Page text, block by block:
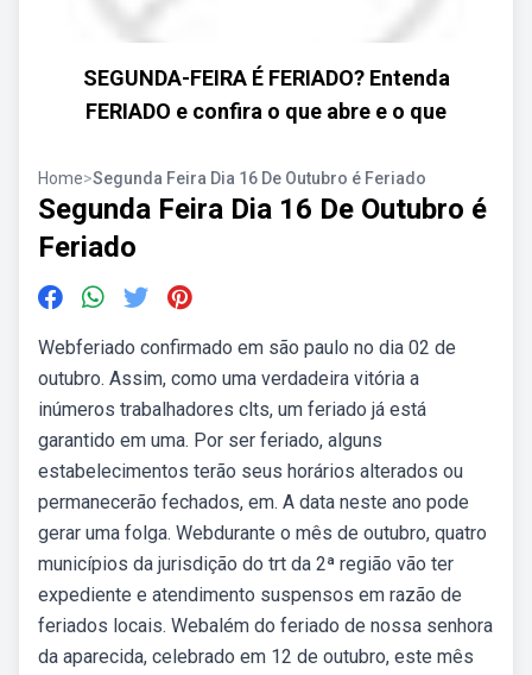
SEGUNDA-FEIRA É FERIADO? Entenda
FERIADO e confira o que abre e o que
Home>Segunda Feira Dia 16 De Outubro é Feriado
Segunda Feira Dia 16 De Outubro é
Feriado
Webferiado confirmado em são paulo no dia 02 de
outubro. Assim, como uma verdadeira vitória a
inúmeros trabalhadores clts, um feriado já está
garantido em uma. Por ser feriado, alguns
estabelecimentos terão seus horários alterados ou
permanecerão fechados, em. A data neste ano pode
gerar uma folga. Webdurante o mês de outubro, quatro
municípios da jurisdição do trt da 2ª região vão ter
expediente e atendimento suspensos em razão de
feriados locais. Webalém do feriado de nossa senhora
da aparecida, celebrado em 12 de outubro, este mês